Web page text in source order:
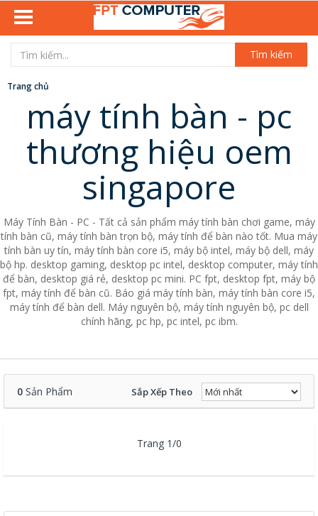
Tìm kiếm
Trang chủ
máy tính bàn - pc
thương hiệu oem
singapore
Máy Tính Bàn - PC - Tất cả sản phẩm máy tính bàn chơi game, máy
tính bàn cũ, máy tính bàn trọn bộ, máy tính để bàn nào tốt. Mua máy
tính bàn uy tín, máy tính bàn core i5, máy bộ intel, máy bộ dell, máy
bộ hp. desktop gaming, desktop pc intel, desktop computer, máy tính
để bàn, desktop giá rẻ, desktop pc mini. PC fpt, desktop fpt, máy bộ
fpt, máy tính để bàn cũ. Báo giá máy tính bàn, máy tính bàn core i5,
máy tính để bàn dell. Máy nguyên bộ, máy tính nguyên bộ, pc dell
chính hãng, pc hp, pc intel, pc ibm.
0 Sản Phẩm Sắp Xếp Theo
Trang 1/0